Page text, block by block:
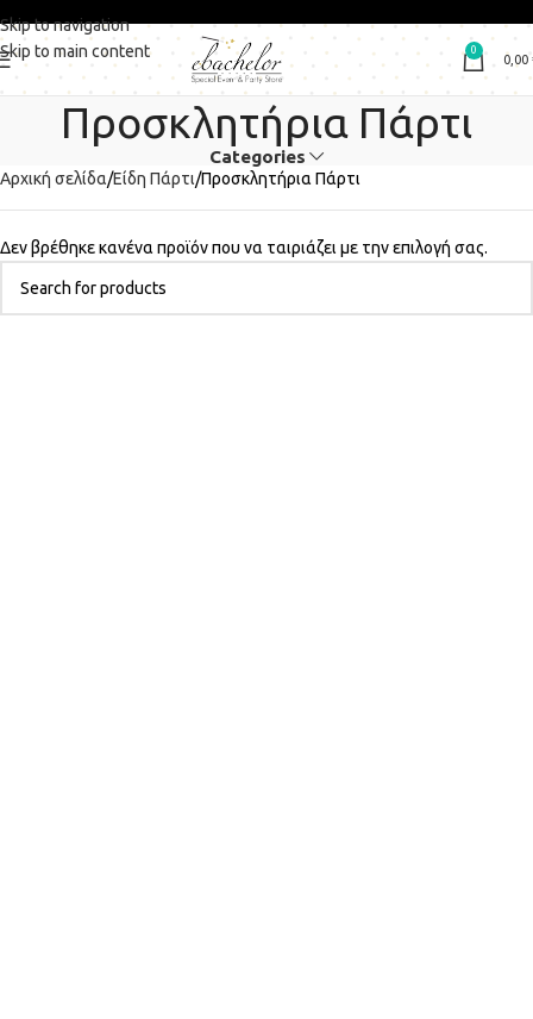
Skip to navigation
Skip to main content
0
0,00
Προσκλητήρια Πάρτι
Categories
Αρχική σελίδα Είδη Πάρτι Προσκλητήρια Πάρτι
Δεν βρέθηκε κανένα προϊόν που να ταιριάζει με την επιλογή σας.